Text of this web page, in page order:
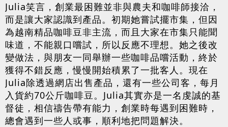
Julia笑言，創業最困難並非與農夫和咖啡師接洽，
而是讓大家認識到產品。初期她嘗試擺市集，但因
為越南精品咖啡豆非主流，而且大家在市集只能聞
味道，不能親口嚐試，所以反應不理想。她之後改
變做法，與朋友一同舉辦一些咖啡品嚐活動，終於
獲得不錯反應，慢慢開始積累了一批客人。現在
Julia除透過網店出售產品，還有一些公司客，每月
入貨約70公斤咖啡豆。Julia其實亦是一名虔誠的基
督徒，相信禱告帶有能力，創業時每遇到困難時，
總會遇到一些人或事，順利地把問題解決。